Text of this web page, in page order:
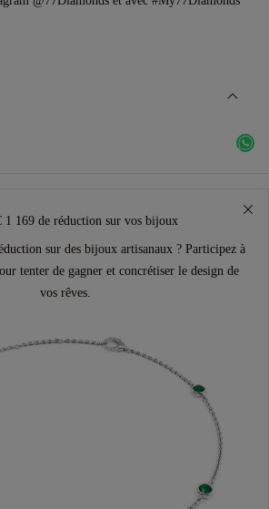
1 169 de réduction sur vos bijoux
sur des bijoux artisanaux ? Participez à
tenter de gagner et concrétiser le design de
vos rêves.